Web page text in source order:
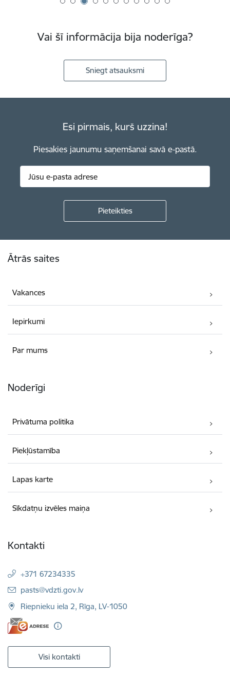
Vai šī informācija bija noderīga?
Sniegt atsauksmi
Esi pirmais, kurš uzzina!
Piesakies jaunumu saņemšanai savā e-pastā.
Ātrās saites
Vakances
Iepirkumi
Par mums
Noderīgi
Privātuma politika
Piekļūstamība
Lapas karte
Sīkdatņu izvēles maiņa
Kontakti
+371 67234335
E-pasts:
pasts@vdzti.gov.lv
Riepnieku iela 2, Rīga, LV-1050
Visi kontakti